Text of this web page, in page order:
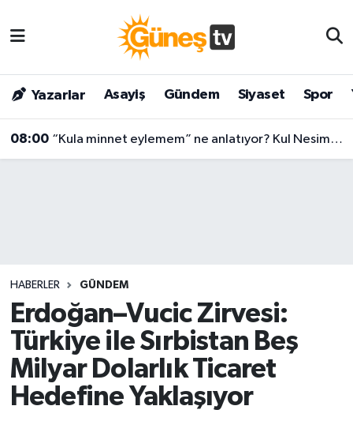
Yazarlar Asayiş Gündem Siyaset Spor
08:00 “Kula minnet eylemem” ne anlatıyor? Kul Nesimi’nin yüzyılları aşan mesajı
HABERLER GÜNDEM
Erdoğan–Vucic Zirvesi:
Türkiye ile Sırbistan Beş
Milyar Dolarlık Ticaret
Hedefine Yaklaşıyor
Bilim & Teknoloji
Dünya
Magazin
Siyaset
Spor
Malatya Nöbetçi Eczaneler
Malatya Hava Durumu
Malatya Namaz Vakitleri
Son Dakika Haberleri
Haber Arşivi